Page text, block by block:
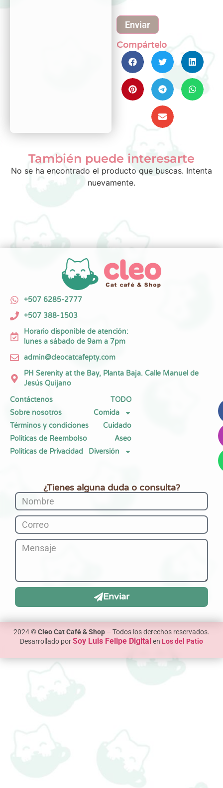
Compártelo
También puede interesarte
No se ha encontrado el producto que buscas. Intenta
nuevamente.
+507 6285-2777
+507 388-1503
Horario disponible de atención:
lunes a sábado de 9am a 7pm
admin@cleocatcafepty.com
PH Serenity at the Bay, Planta Baja. Calle Manuel de
Jesús Quijano
Contáctenos
Sobre nosotros
Términos y condiciones
Políticas de Reembolso
Políticas de Privacidad
TODO
Comida
Cuidado
Aseo
Diversión
¿Tienes alguna duda o consulta?
Enviar
2024 ©Cleo Cat Café & Shop – Todos los derechos reservados.
Desarrollado porSoy Luis Felipe Digitalen Los del Patio